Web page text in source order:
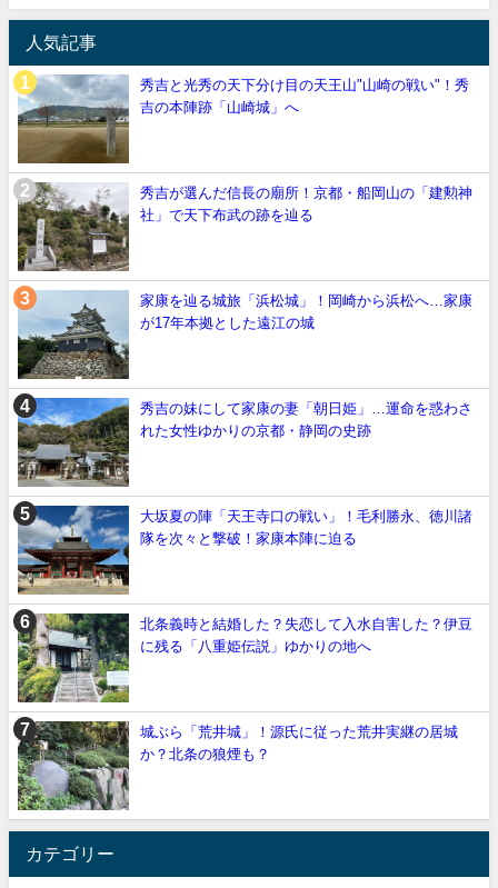
人気記事
秀吉と光秀の天下分け目の天王山"山崎の戦い"！秀
吉の本陣跡「山崎城」へ
秀吉が選んだ信長の廟所！京都・船岡山の「建勲神
社」で天下布武の跡を辿る
家康を辿る城旅「浜松城」！岡崎から浜松へ…家康
が17年本拠とした遠江の城
秀吉の妹にして家康の妻「朝日姫」…運命を惑わさ
れた女性ゆかりの京都・静岡の史跡
大坂夏の陣「天王寺口の戦い」！毛利勝永、徳川諸
隊を次々と撃破！家康本陣に迫る
北条義時と結婚した？失恋して入水自害した？伊豆
に残る「八重姫伝説」ゆかりの地へ
城ぶら「荒井城」！源氏に従った荒井実継の居城
か？北条の狼煙も？
カテゴリー